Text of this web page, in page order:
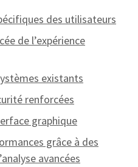
des utilisateurs
de l’expérience
existants
renforcées
graphique
grâce à des
avancées